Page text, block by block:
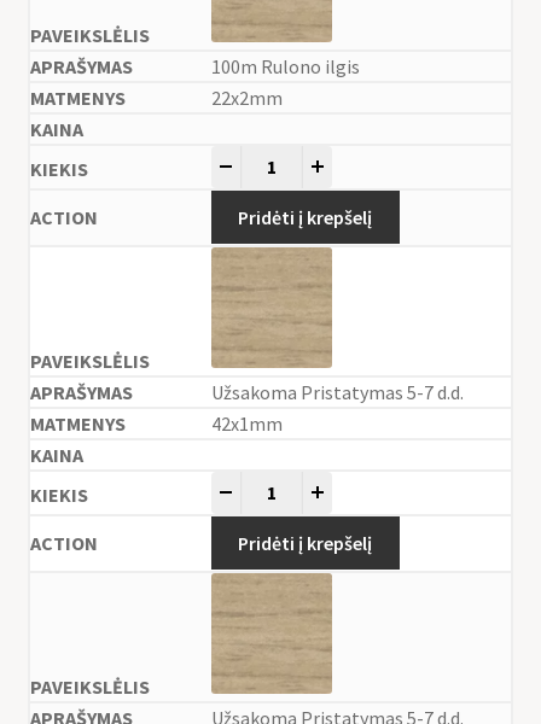
100m Rulono ilgis
22x2mm
Pridėti į krepšelį
Užsakoma Pristatymas 5-7 d.d.
42x1mm
Pridėti į krepšelį
Užsakoma Pristatymas 5-7 d.d.